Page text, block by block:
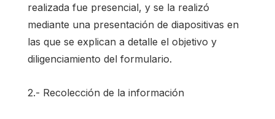
realizada fue presencial, y se la realizó
mediante una presentación de diapositivas en
las que se explican a detalle el objetivo y
diligenciamiento del formulario.
2.- Recolección de la información